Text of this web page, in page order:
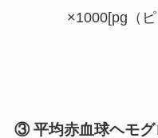
×1000[pg（
③ 平均赤血球ヘモグ